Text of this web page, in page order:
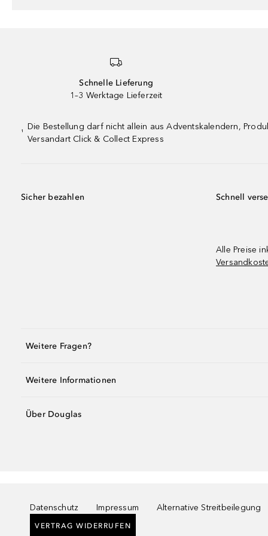
Schnelle Lieferung
1–3 Werktage Lieferzeit
¹
Die Bestellung darf nicht allein aus Adventskalendern,
Versandart Click & Collect Express
Sicher bezahlen Schnell
Alle Preise
Weitere Fragen?
Weitere Informationen
Über Douglas
Datenschutz Impressum Alternative Streitbeilegung
VERTRAG WIDERRUFEN